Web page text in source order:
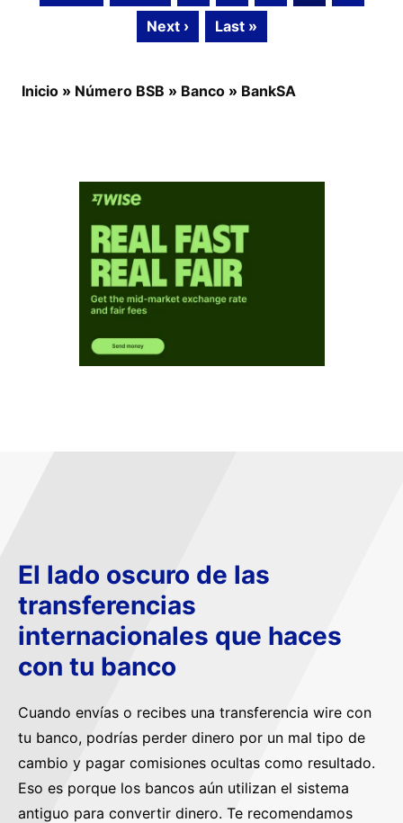
Next › Last »
Inicio » Número BSB » Banco » BankSA
El lado oscuro de las
transferencias
internacionales que haces
con tu banco
Cuando envías o recibes una transferencia wire con
tu banco, podrías perder dinero por un mal tipo de
cambio y pagar comisiones ocultas como resultado.
Eso es porque los bancos aún utilizan el sistema
antiguo para convertir dinero. Te recomendamos